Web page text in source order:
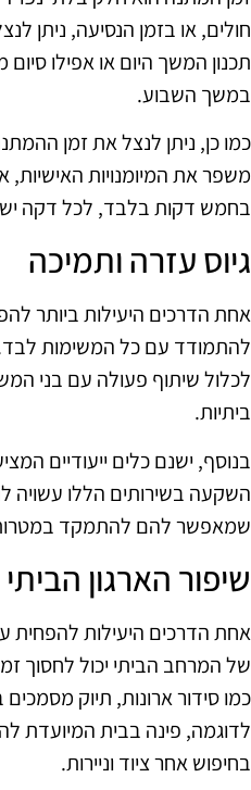
חולים, או בזמן הנסיעה, ניתן
תכנון המשך היום או אפילו
במשך השבוע.
כמו כן, ניתן לנצל את זמן
משפר את המיומנויות
בחמש דקות בלבד, לכל דקה
גיוס עזרה ותמיכה
אחת הדרכים היעילות ביותר
להתמודד עם כל המשימות
לכלול שיתוף פעולה עם בני
ביתיות.
בנוסף, ישנם כלים ייעודיים
השקעה בשירותים הללו עשויה
שמאפשר להם להתמקד במטרות
שיפור הארגון הביתי
אחת הדרכים היעילות להפחית
של המרחב הביתי יכול לחסוך
כמו סידור ארונות, תיוק
לדוגמה, פינה בבית המיועדת
בחיפוש אחר ציוד וניירות.